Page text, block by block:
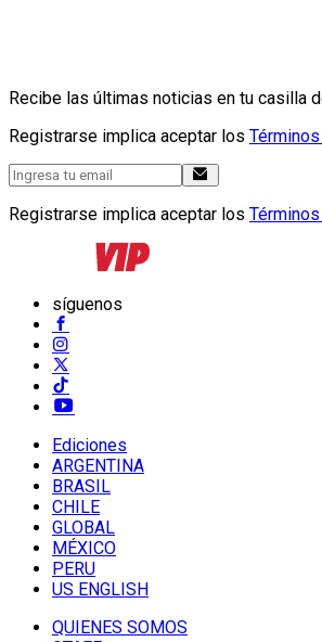
Recibe las últimas noticias en tu casilla
Registrarse implica aceptar los
Registrarse implica aceptar los
síguenos
Ediciones
ARGENTINA
BRASIL
CHILE
GLOBAL
MÉXICO
PERU
US ENGLISH
QUIENES SOMOS